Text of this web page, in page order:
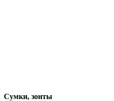
Сумки, зонты